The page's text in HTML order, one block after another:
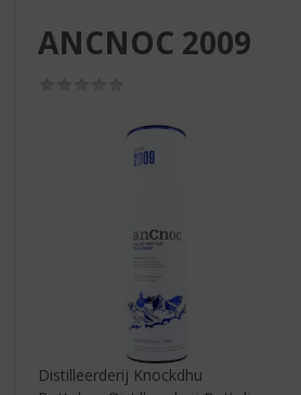
ANCNOC 2009
Distilleerderij Knockdhu